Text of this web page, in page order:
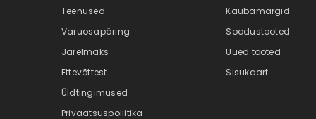
Teenused
Varuosapäring
Järelmaks
Ettevõttest
Üldtingimused
Privaatsuspoliitika
Kaubamärgid
Soodustooted
Uued tooted
Sisukaart